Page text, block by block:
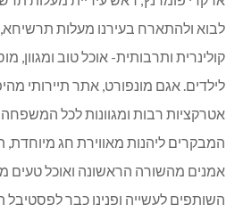
לבוא ולהתארח בעירנו מעלות תרשיחא,
קולינרית ותרבותית- אוכל טוב ומגוון,
לילדים. אגם מונפורט, אתר תיירותי
אטרקציות רבות ומגוונות לכל המשפחה
המבקרים ליהנות מאווירת חג מיוחדת,
אמנים מהשורה הראשונה ואוכל טעים
השותפים לעשייה ופנינו כבר